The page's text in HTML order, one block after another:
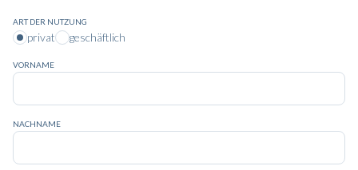
ART DER NUTZUNG
privat geschäftlich
VORNAME
NACHNAME